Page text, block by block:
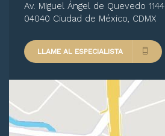
Av. Miguel Ángel de Quevedo 1144
04040 Ciudad de México, CDMX
LLAME AL ESPECIALISTA